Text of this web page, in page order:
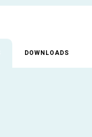
DOWNLOADS